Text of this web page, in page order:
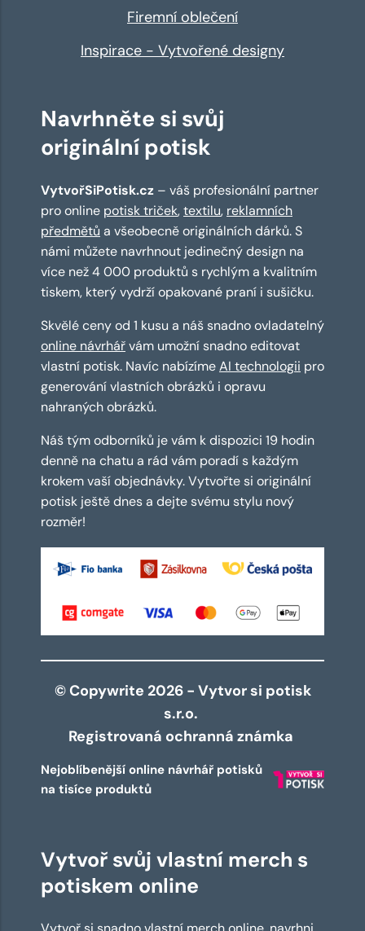
Firemní oblečení
Inspirace - Vytvořené designy
Navrhněte si svůj
originální potisk
VytvořSiPotisk.cz – váš profesionální partner
pro online potisk triček,textilu, reklamních
předmětů a všeobecně originálních dárků. S
námi můžete navrhnout jedinečný design na
více než 4 000 produktů s rychlým a kvalitním
tiskem, který vydrží opakované praní i sušičku.
Skvělé ceny od 1 kusu a náš snadno ovladatelný
online návrhářvám umožní snadno editovat
vlastní potisk. Navíc nabízímeAI technologii pro
generování vlastních obrázků i opravu
nahraných obrázků.
Náš tým odborníků je vám k dispozici 19 hodin
denně na chatu a rád vám poradí s každým
krokem vaší objednávky. Vytvořte si originální
potisk ještě dnes a dejte svému stylu nový
rozměr!
© Copywrite 2026 - Vytvor si potisk
s.r.o.
Registrovaná ochranná známka
Nejoblíbenější online návrhář potisků
na tisíce produktů
Vytvoř svůj vlastní merch s
potiskem online